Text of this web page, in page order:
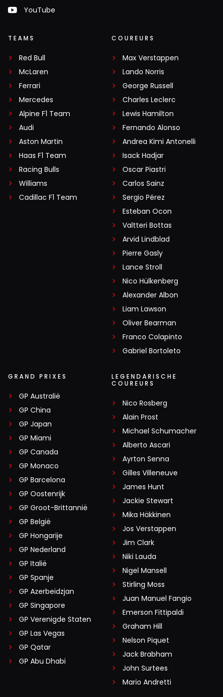
YouTube
TEAMS
Red Bull
McLaren
Ferrari
Mercedes
Alpine F1 Team
Audi
Aston Martin
Haas F1 Team
Racing Bulls
Williams
Cadillac F1 Team
COUREURS
Max Verstappen
Lando Norris
George Russell
Charles Leclerc
Lewis Hamilton
Fernando Alonso
Andrea Kimi Antonelli
Isack Hadjar
Oscar Piastri
Carlos Sainz
Sergio Pérez
Esteban Ocon
Valtteri Bottas
Arvid Lindblad
Pierre Gasly
Lance Stroll
Nico Hülkenberg
Alexander Albon
Liam Lawson
Oliver Bearman
Franco Colapinto
Gabriel Bortoleto
GRAND PRIXES
GP Australië
GP China
GP Japan
GP Miami
GP Canada
GP Monaco
GP Barcelona
GP Oostenrijk
GP Groot-Brittannië
GP België
GP Hongarije
GP Nederland
GP Italië
GP Spanje
GP Azerbeidzjan
GP Singapore
GP Verenigde Staten
GP Las Vegas
GP Qatar
GP Abu Dhabi
LEGENDARISCHE
COUREURS
Nico Rosberg
Alain Prost
Michael Schumacher
Alberto Ascari
Ayrton Senna
Gilles Villeneuve
James Hunt
Jackie Stewart
Mika Häkkinen
Jos Verstappen
Jim Clark
Niki Lauda
Nigel Mansell
Stirling Moss
Juan Manuel Fangio
Emerson Fittipaldi
Graham Hill
Nelson Piquet
Jack Brabham
John Surtees
Mario Andretti